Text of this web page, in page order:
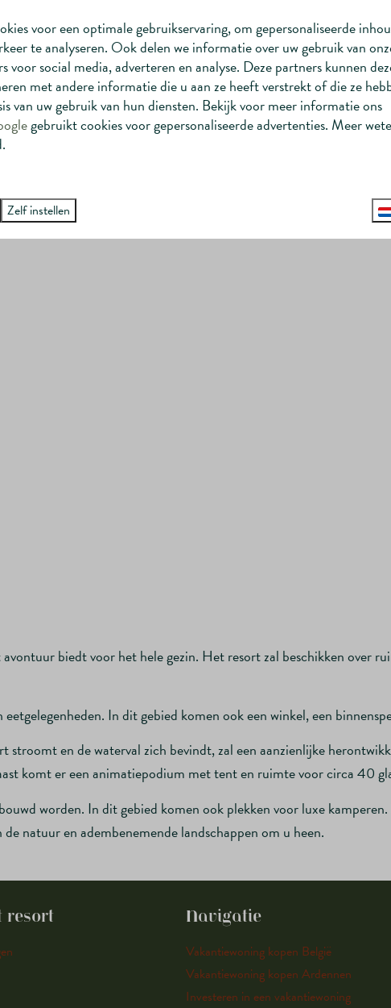
die samen willen genieten van luxe, ruimte
keuken vormt het hart van de woning. Een plek waar
met elkaar centraal staan.
eigen badkamer, waardoor privacy en comfort voor
en buitendouche zorgen voor pure ontspanning
compleet en tillen het verblijf naar een hoger
biedt voor het hele gezin. Het resort zal beschikken over
In dit gebied komen ook een winkel, een
en de waterval zich bevindt, zal een aanzienlijke
komt er een animatiepodium met tent en ruimte voor circa 40
worden. In dit gebied komen ook plekken voor luxe
natuur en adembenemende landschappen om u heen.
resort Navigatie
Vakantiewoning kopen België
Vakantiewoning kopen Ardennen
Investeren in een vakantiewoning
voor een optimale gebruikservaring, om gepersonaliseerde
te analyseren. Ook delen we informatie over uw gebruik van
voor social media, adverteren en analyse. Deze partners kunnen
met andere informatie die u aan ze heeft verstrekt of die ze
van uw gebruik van hun diensten. Bekijk voor meer informatie ons
gebruikt cookies voor gepersonaliseerde advertenties. Meer
Zelf instellen